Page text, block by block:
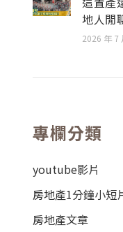
地人閒
2026 年 7
專欄分類
youtube影片
房地產1分鐘小短
房地產文章